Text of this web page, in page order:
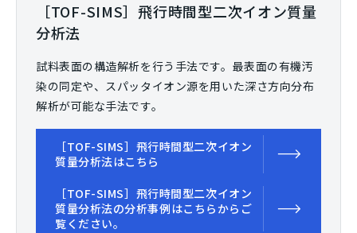
［TOF-SIMS］飛行時間型二次イオン質量
分析法
試料表面の構造解析を行う手法です。最表面の有機汚
染の同定や、スパッタイオン源を用いた深さ方向分布
解析が可能な手法です。
［TOF-SIMS］飛行時間型二次イオン
質量分析法はこちら
［TOF-SIMS］飛行時間型二次イオン
質量分析法の分析事例はこちらからご
覧ください。